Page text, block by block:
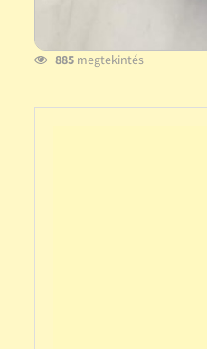
885 megtekintés